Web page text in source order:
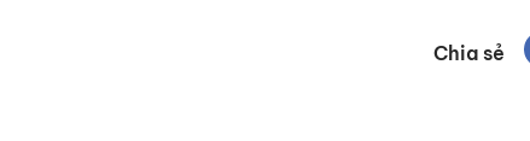
Chia sẻ